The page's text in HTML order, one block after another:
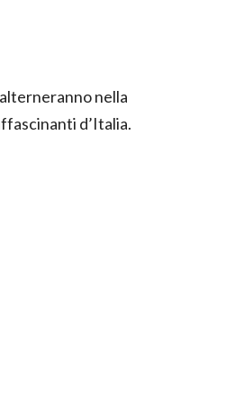
nella
d’Italia.